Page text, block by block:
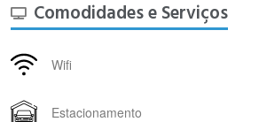
Comodidades e Serviços
Wifi
Estacionamento